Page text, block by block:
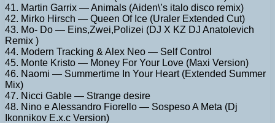
41. Martin Garrix — Animals (Aiden\’s italo disco remix)
42. Mirko Hirsch — Queen Of Ice (Uraler Extended Cut)
43. Mo- Do — Eins,Zwei,Polizei (DJ X KZ DJ Anatolevich
Remix )
44. Modern Tracking & Alex Neo — Self Control
45. Monte Kristo — Money For Your Love (Maxi Version)
46. Naomi — Summertime In Your Heart (Extended Summer
Mix)
47. Nicci Gable — Strange desire
48. Nino e Alessandro Fiorello — Sospeso A Meta (Dj
Ikonnikov E.x.c Version)